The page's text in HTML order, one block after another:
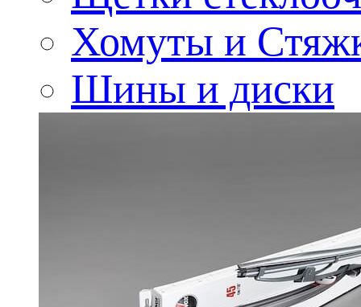
Хомуты и
Шины и диски